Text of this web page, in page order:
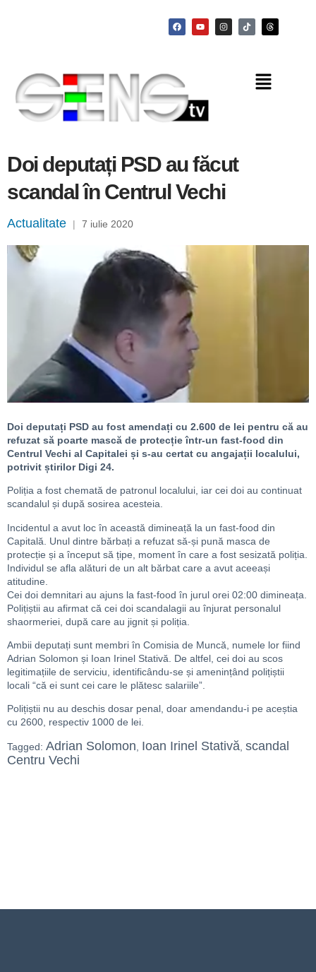
Doi deputați PSD au făcut
scandal în Centrul Vechi
Actualitate | 7 iulie 2020
Doi deputați PSD au fost amendați cu 2.600 de lei pentru că au
refuzat să poarte mască de protecție într-un fast-food din
Centrul Vechi al Capitalei și s-au certat cu angajații localului,
potrivit știrilor Digi 24.
Poliția a fost chemată de patronul localului, iar cei doi au continuat
scandalul și după sosirea acesteia.
Incidentul a avut loc în această dimineață la un fast-food din
Capitală. Unul dintre bărbați a refuzat să-și pună masca de
protecție și a început să țipe, moment în care a fost sesizată poliția.
Individul se afla alături de un alt bărbat care a avut aceeași
atitudine.
Cei doi demnitari au ajuns la fast-food în jurul orei 02:00 dimineața.
Polițiștii au afirmat că cei doi scandalagii au înjurat personalul
shaormeriei, după care au jignit și poliția.
Ambii deputați sunt membri în Comisia de Muncă, numele lor fiind
Adrian Solomon și Ioan Irinel Stativă. De altfel, cei doi au scos
legitimațiile de serviciu, identificându-se și amenințând polițiștii
locali “că ei sunt cei care le plătesc salariile”.
Polițiștii nu au deschis dosar penal, doar amendandu-i pe aceștia
cu 2600, respectiv 1000 de lei.
Tagged: Adrian Solomon Ioan Irinel Stativă scandal
Centru Vechi